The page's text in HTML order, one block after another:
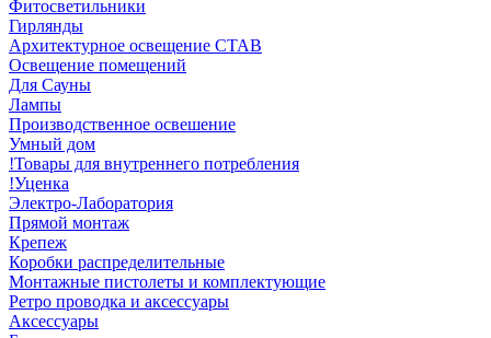
Фитосветильники
Гирлянды
Архитектурное освещение СТАВ
Освещение помещений
Для Сауны
Лампы
Производственное освешение
Умный дом
!Товары для внутреннего потребления
!Уценка
Электро-Лаборатория
Прямой монтаж
Крепеж
Коробки распределительные
Монтажные пистолеты и комплектующие
Ретро проводка и аксессуары
Аксессуары